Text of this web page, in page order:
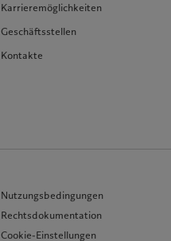
Karrieremöglichkeiten
Geschäftsstellen
Kontakte
Nutzungsbedingungen
Rechtsdokumentation
Cookie-Einstellungen